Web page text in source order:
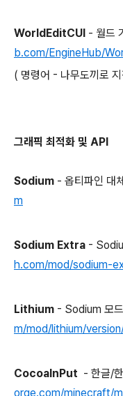
WorldEditCUI - 월드
b.com/EngineHub/
( 명령어 - 나무도끼로
그래픽 최적화 및 API
Sodium - 옵티파인 대
m
Sodium Extra -
h.com/mod/sodium-
Lithium - Sodium 모
m/mod/lithium/
CocoaInPut - 한글/
orge.com/minecraft/